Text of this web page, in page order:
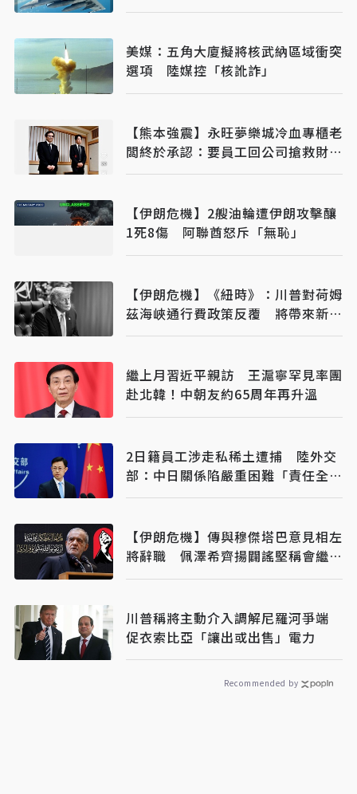
利器
美媒：五角大廈擬將核武納區域衝突
選項 陸媒控「核訛詐」
【熊本強震】永旺夢樂城冷血專櫃老
闆終於承認：要員工回公司搶救財務
才導致死亡
【伊朗危機】2艘油輪遭伊朗攻擊釀
1死8傷 阿聯酋怒斥「無恥」
【伊朗危機】《紐時》：川普對荷姆
茲海峽通行費政策反覆 將帶來新的
風險
繼上月習近平親訪 王滬寧罕見率團
赴北韓！中朝友約65周年再升溫
2日籍員工涉走私稀土遭捕 陸外交
部：中日關係陷嚴重困難「責任全在
日方」
【伊朗危機】傳與穆傑塔巴意見相左
將辭職 佩澤希齊揚闢謠堅稱會繼續
總統職務
川普稱將主動介入調解尼羅河爭端
促衣索比亞「讓出或出售」電力
Recommended by